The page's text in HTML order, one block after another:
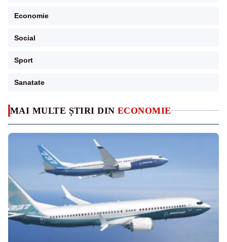
MAI MULTE ȘTIRI DIN ECONOMIE
Economie
Social
Sport
Sanatate